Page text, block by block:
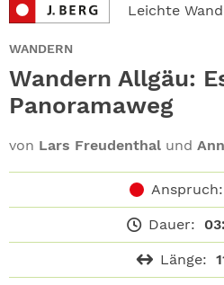
Leichte
WANDERN
Wandern Allgäu:
Panoramaweg
von Lars Freudenthal und
Anspruch:
Dauer:
Länge:
ABO
GEWINNEN
NEWSLETTER
SHOP